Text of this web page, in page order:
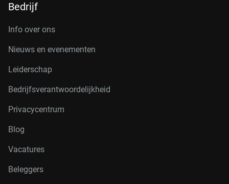
Bedrijf
Info over ons
Nieuws en evenementen
Leiderschap
Bedrijfsverantwoordelijkheid
Privacycentrum
Blog
Vacatures
Beleggers